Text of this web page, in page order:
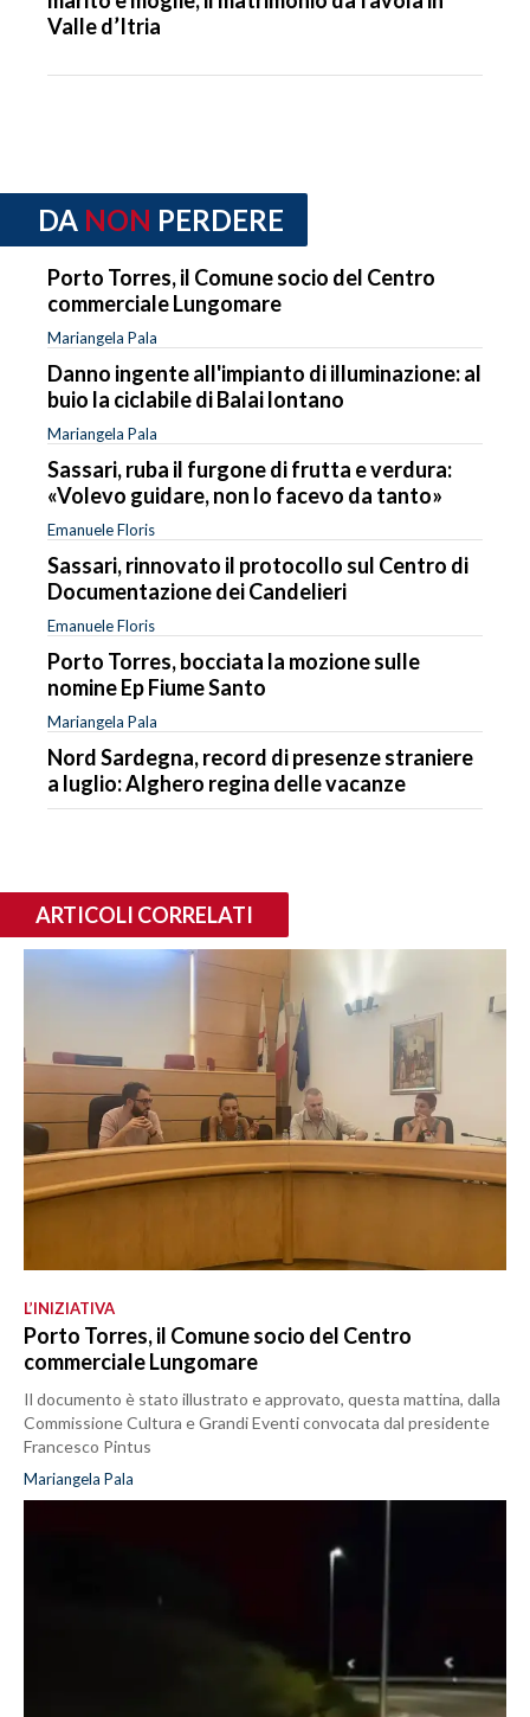
Valle d’Itria
DA NON PERDERE
Porto Torres, il Comune socio del Centro
commerciale Lungomare
Mariangela Pala
Danno ingente all'impianto di illuminazione: al
buio la ciclabile di Balai lontano
Mariangela Pala
Sassari, ruba il furgone di frutta e verdura:
«Volevo guidare, non lo facevo da tanto»
Emanuele Floris
Sassari, rinnovato il protocollo sul Centro di
Documentazione dei Candelieri
Emanuele Floris
Porto Torres, bocciata la mozione sulle
nomine Ep Fiume Santo
Mariangela Pala
Nord Sardegna, record di presenze straniere
a luglio: Alghero regina delle vacanze
ARTICOLI CORRELATI
L’INIZIATIVA
Porto Torres, il Comune socio del Centro
commerciale Lungomare
Il documento è stato illustrato e approvato, questa mattina, dalla
Commissione Cultura e Grandi Eventi convocata dal presidente
Francesco Pintus
Mariangela Pala